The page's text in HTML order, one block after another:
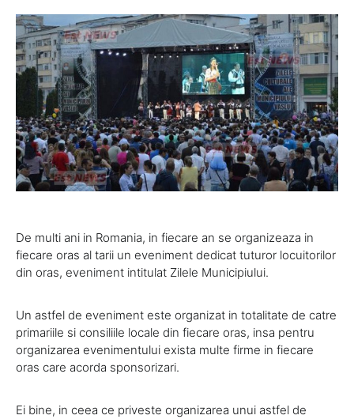
De multi ani in Romania, in fiecare an se organizeaza in
fiecare oras al tarii un eveniment dedicat tuturor locuitorilor
din oras, eveniment intitulat Zilele Municipiului.
Un astfel de eveniment este organizat in totalitate de catre
primariile si consiliile locale din fiecare oras, insa pentru
organizarea evenimentului exista multe firme in fiecare
oras care acorda sponsorizari.
Ei bine, in ceea ce priveste organizarea unui astfel de